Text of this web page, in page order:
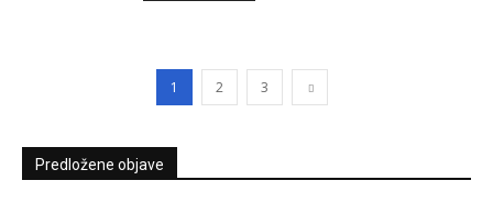
1 2 3
Predložene objave